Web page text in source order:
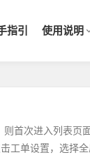
指引 使用说明
首次进入列表页面
工单设置，选择